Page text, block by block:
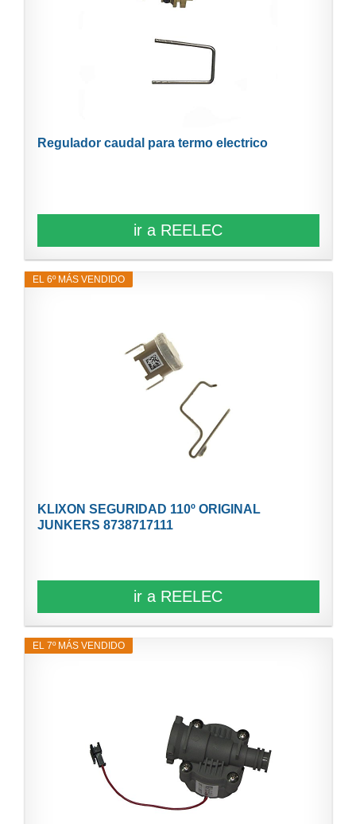
Regulador caudal para termo electrico
ir a REELEC
EL 6º MÁS VENDIDO
KLIXON SEGURIDAD 110º ORIGINAL
JUNKERS 8738717111
ir a REELEC
EL 7º MÁS VENDIDO